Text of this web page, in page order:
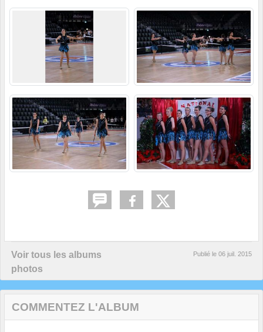
Voir tous les albums
photos
Publié le 06 juil. 2015
COMMENTEZ L'ALBUM